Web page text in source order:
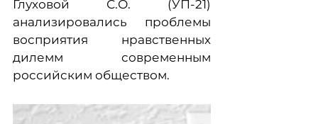
Глуховой С.О. (УП-21)
анализировались проблемы
восприятия нравственных
дилемм современным
российским обществом.